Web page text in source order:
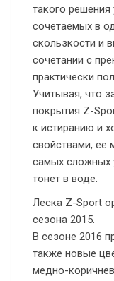
такого
сочетаемых в
скользкости и
сочетании с
практически
Учитывая, что
покрытия Z-
к истиранию и
свойствами, ее
самых сложных
тонет в воде.
Леска Z-Sport
сезона 2015.
В сезоне 2016
также новые
медно-